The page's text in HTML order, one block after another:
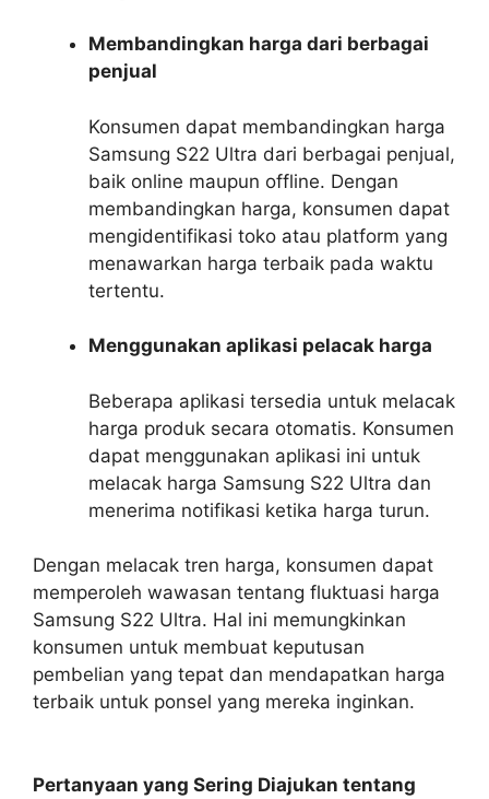
Membandingkan harga dari berbagai
penjual
Konsumen dapat membandingkan harga
Samsung S22 Ultra dari berbagai penjual,
baik online maupun offline. Dengan
membandingkan harga, konsumen dapat
mengidentifikasi toko atau platform yang
menawarkan harga terbaik pada waktu
tertentu.
Menggunakan aplikasi pelacak harga
Beberapa aplikasi tersedia untuk melacak
harga produk secara otomatis. Konsumen
dapat menggunakan aplikasi ini untuk
melacak harga Samsung S22 Ultra dan
menerima notifikasi ketika harga turun.
Dengan melacak tren harga, konsumen dapat
memperoleh wawasan tentang fluktuasi harga
Samsung S22 Ultra. Hal ini memungkinkan
konsumen untuk membuat keputusan
pembelian yang tepat dan mendapatkan harga
terbaik untuk ponsel yang mereka inginkan.
Pertanyaan yang Sering Diajukan tentang